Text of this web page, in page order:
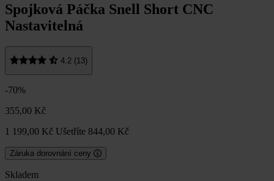
Spojková Páčka Snell Short CNC
Nastavitelná
4.2 (13)
-70%
355,00 Kč
1 199,00 Kč Ušetříte 844,00 Kč
Záruka dorovnání ceny
Skladem